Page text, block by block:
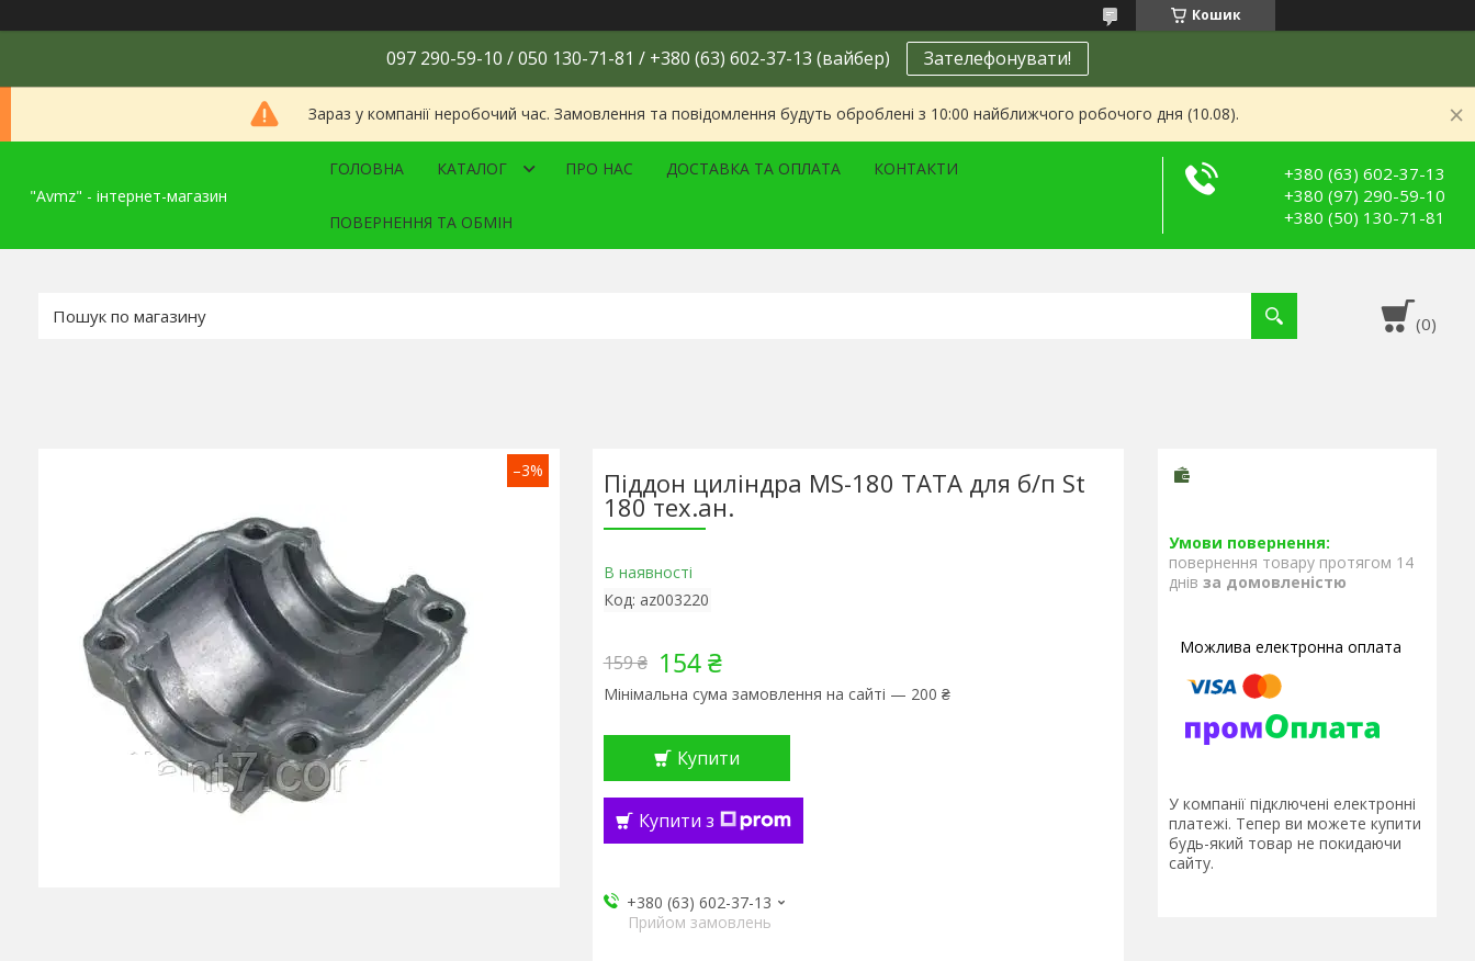
Кошик
097 290-59-10 / 050 130-71-81 / +380 (63) 602-37-13 (вайбер) Зателефонувати!
Зараз у компанії неробочий час. Замовлення та повідомлення будуть оброблені з 10:00 найближчого робочого дня (10.08).
"Avmz" - інтернет-магазин
ГОЛОВНА КАТАЛОГ ПРО НАС ДОСТАВКА ТА ОПЛАТА КОНТАКТИ
ПОВЕРНЕННЯ ТА ОБМІН
+380 (63) 602-37-13
+380 (97) 290-59-10
+380 (50) 130-71-81
–3% Піддон циліндра MS-180 ТАТА для б/п St
180 тех.ан.
В наявності
Код: az003220
159 ₴ 154 ₴
Мінімальна сума замовлення на сайті — 200 ₴
Купити
Купити з
+380 (63) 602-37-13
Прийом замовлень
повернення товару протягом 14
днів за домовленістю
У компанії підключені електронні
платежі. Тепер ви можете купити
будь-який товар не покидаючи
сайту.